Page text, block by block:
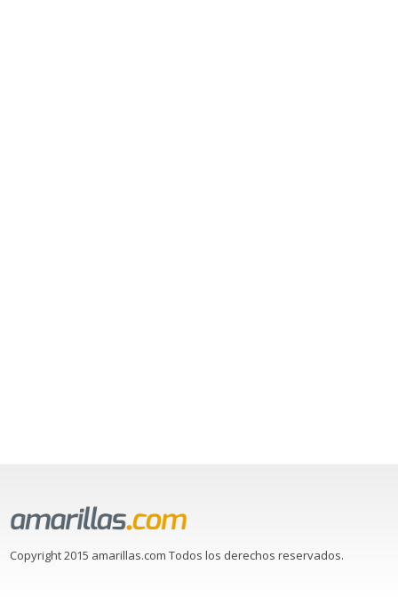
Copyright 2015 amarillas.com Todos los derechos reservados.